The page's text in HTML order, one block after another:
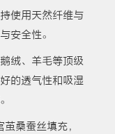
使用天然纤维与
安全性。
绒、羊毛等顶级
的透气性和吸湿
桑蚕丝填充，